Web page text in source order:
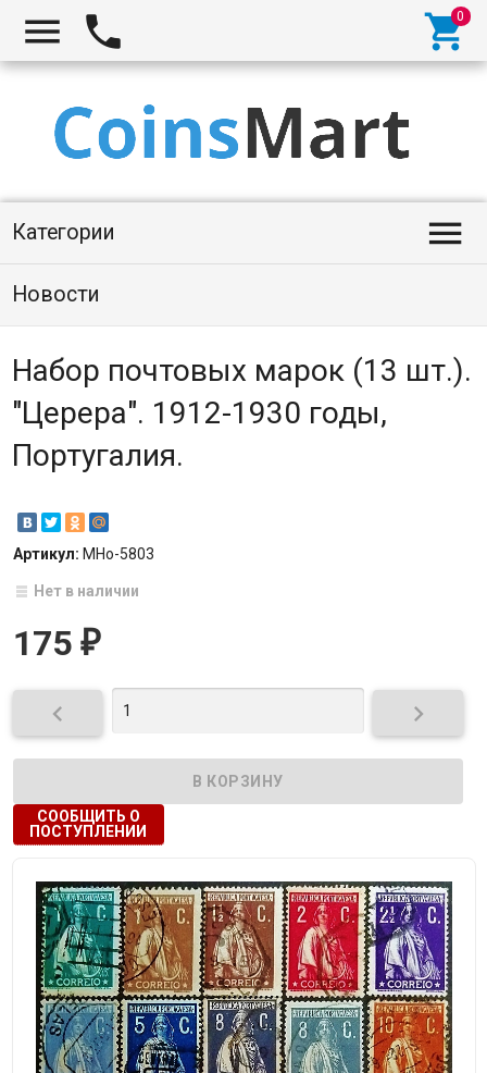
  
Категории 
Новости
Набор почтовых марок (13 шт.).
"Церера". 1912-1930 годы,
Португалия.
Артикул: МНо-5803
Нет в наличии
175 ₽
 
СООБЩИТЬ О
ПОСТУПЛЕНИИ